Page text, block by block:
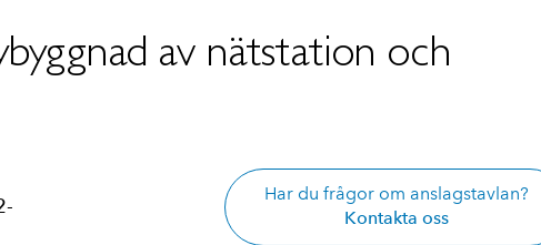
av nätstation och
Har du frågor om anslagstavlan?
Kontakta oss